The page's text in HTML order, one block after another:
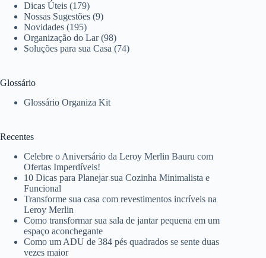
Dicas Úteis (179)
Nossas Sugestões (9)
Novidades (195)
Organização do Lar(98)
Soluções para sua Casa (74)
Glossário
Glossário Organiza Kit
Recentes
Celebre o Aniversário da Leroy Merlin Bauru com
Ofertas Imperdíveis!
10 Dicas para Planejar sua Cozinha Minimalista e
Funcional
Transforme sua casa com revestimentos incríveis na
Leroy Merlin
Como transformar sua sala de jantar pequena em um
espaço aconchegante
Como um ADU de 384 pés quadrados se sente duas
vezes maior